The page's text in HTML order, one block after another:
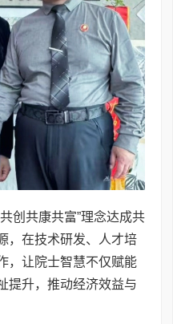
创共康共富”理念达成共
，在技术研发、人才培
，让院士智慧不仅赋能
提升，推动经济效益与